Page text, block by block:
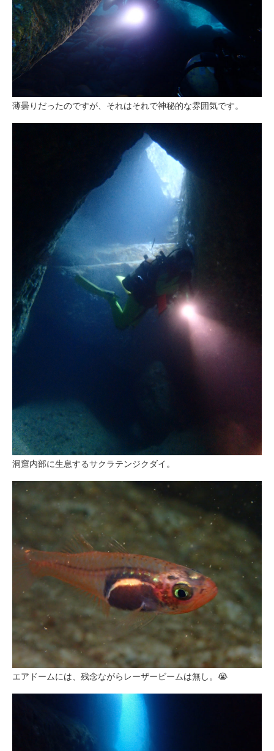
薄曇りだったのですが、それはそれで神秘的な雰囲気です。
洞窟内部に生息するサクラテンジクダイ。
エアドームには、残念ながらレーザービームは無し。😭